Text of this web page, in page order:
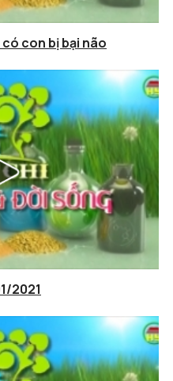
con bị bại não
2021